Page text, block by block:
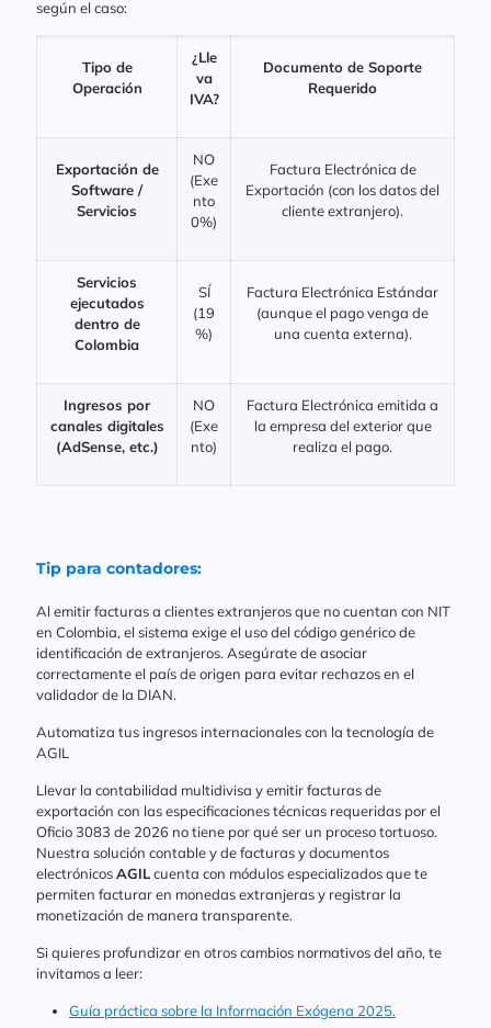
según el caso:
Tipo de
Operación
¿Lle
va
IVA?
Documento de Soporte
Requerido
Exportación de
Software /
Servicios
NO
(Exe
nto
0%)
Factura Electrónica de
Exportación (con los datos del
cliente extranjero).
Servicios
ejecutados
dentro de
Colombia
SÍ
(19
%)
Factura Electrónica Estándar
(aunque el pago venga de
una cuenta externa).
Ingresos por
canales digitales
(AdSense, etc.)
NO
(Exe
nto)
Factura Electrónica emitida a
la empresa del exterior que
realiza el pago.
Tip para contadores:
Al emitir facturas a clientes extranjeros que no cuentan con NIT
en Colombia, el sistema exige el uso del código genérico de
identificación de extranjeros. Asegúrate de asociar
correctamente el país de origen para evitar rechazos en el
validador de la DIAN.
Automatiza tus ingresos internacionales con la tecnología de
AGIL
Llevar la contabilidad multidivisa y emitir facturas de
exportación con las especificaciones técnicas requeridas por el
Oficio 3083 de 2026 no tiene por qué ser un proceso tortuoso.
Nuestra solución contable y de facturas y documentos
electrónicosAGILcuenta con módulos especializados que te
permiten facturar en monedas extranjeras y registrar la
monetización de manera transparente.
Si quieres profundizar en otros cambios normativos del año, te
invitamos a leer:
Guía práctica sobre la Información Exógena 2025.